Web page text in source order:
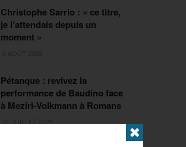
Christophe Sarrio : « ce titre,
je l’attendais depuis un
moment »
Pétanque : revivez la
performance de Baudino face
à Meziri-Volkmann à Romans
31 JUILLET 2026
✖